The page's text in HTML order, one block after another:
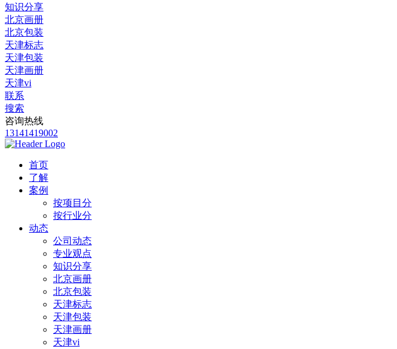
知识分享
北京画册
北京包装
天津标志
天津包装
天津画册
天津vi
联系
搜索
咨询热线
13141419002
首页
了解
案例
按项目分
按行业分
动态
公司动态
专业观点
知识分享
北京画册
北京包装
天津标志
天津包装
天津画册
天津vi